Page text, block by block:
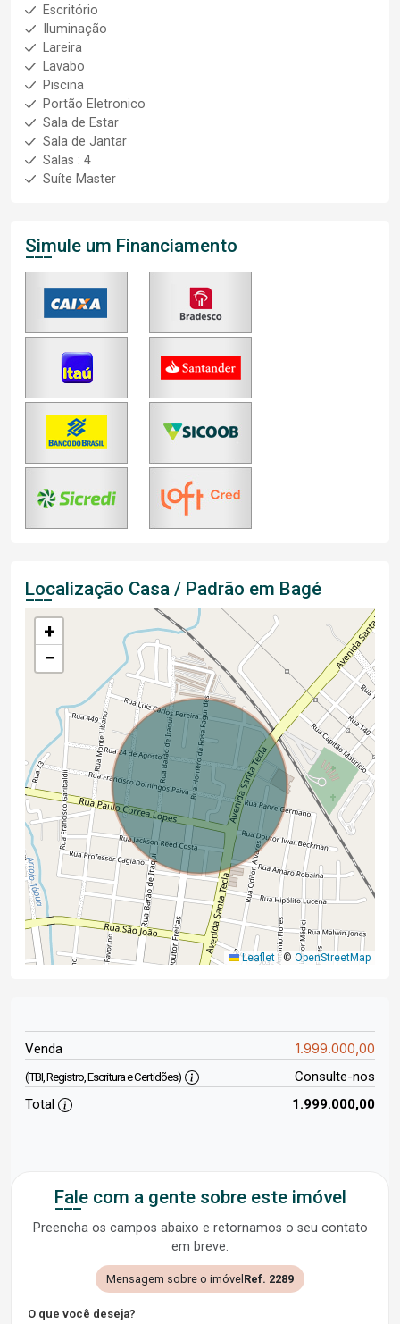
Escritório
Iluminação
Lareira
Lavabo
Piscina
Portão Eletronico
Sala de Estar
Sala de Jantar
Salas : 4
Suíte Master
Simule um Financiamento
Localização Casa / Padrão em Bagé
+
−
Leaflet |© OpenStreetMap
Venda 1.999.000,00
(ITBI, Registro, Escritura e Certidões)
Consulte-nos
Total
1.999.000,00
Fale com a gente sobre este imóvel
Preencha os campos abaixo e retornamos o seu contato
em breve.
Mensagem sobre o imóvel Ref. 2289
O que você deseja?